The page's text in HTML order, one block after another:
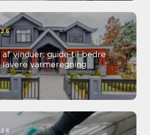
vinduer: guide til bedre
varmeregning